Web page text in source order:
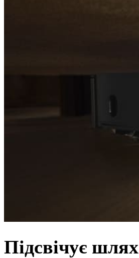
Підсвічує шлях